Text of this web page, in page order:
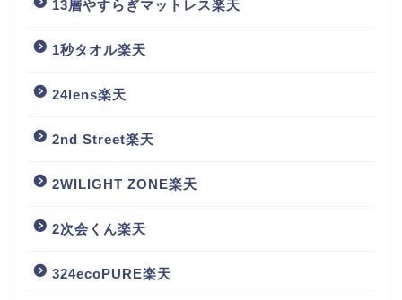
13層やすらぎマットレス楽天
1秒タオル楽天
24lens楽天
2nd Street楽天
2WILIGHT ZONE楽天
2次会くん楽天
324ecoPURE楽天